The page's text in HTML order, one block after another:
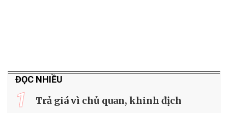
ĐỌC NHIỀU
1 Trả giá vì chủ quan, khinh địch